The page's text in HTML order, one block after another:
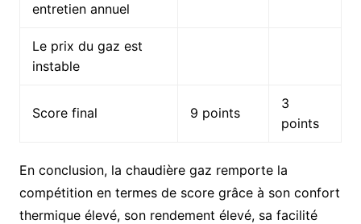
entretien annuel
Le prix du gaz est
instable
Score final 9 points
3
points
En conclusion, la chaudière gaz remporte la
compétition en termes de score grâce à son confort
thermique élevé, son rendement élevé, sa facilité